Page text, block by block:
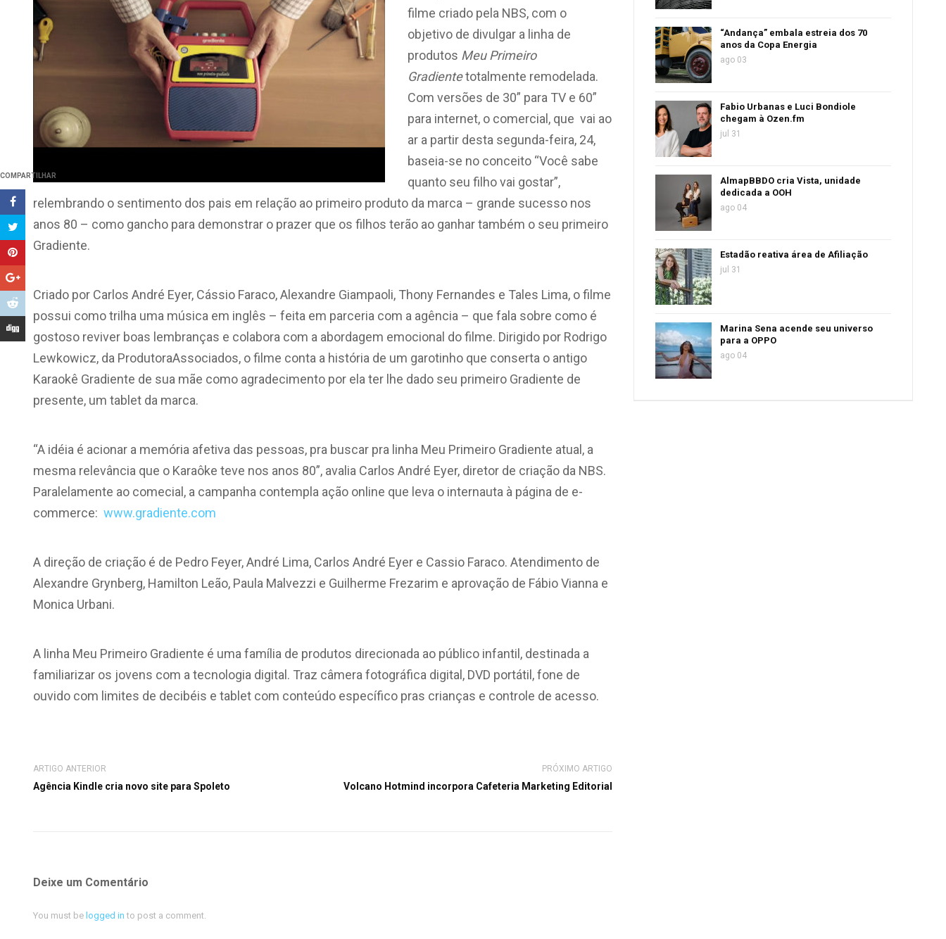
COMPARTILHAR
filme criado pela NBS, com o
objetivo de divulgar a linha de
produtos Meu Primeiro
Gradientetotalmente remodelada.
Com versões de 30” para TV e 60”
para internet, o comercial, que vai ao
ar a partir desta segunda-feira, 24,
baseia-se no conceito “Você sabe
quanto seu filho vai gostar”,
relembrando o sentimento dos pais em relação ao primeiro produto da marca – grande sucesso nos
anos 80 – como gancho para demonstrar o prazer que os filhos terão ao ganhar também o seu primeiro
Gradiente.
Criado por Carlos André Eyer, Cássio Faraco, Alexandre Giampaoli, Thony Fernandes e Tales Lima, o filme
possui como trilha uma música em inglês – feita em parceria com a agência – que fala sobre como é
gostoso reviver boas lembranças e colabora com a abordagem emocional dofilme. Dirigido por Rodrigo
Lewkowicz, da ProdutoraAssociados, o filme conta a história de um garotinho que conserta o antigo
Karaokê Gradiente de sua mãe como agradecimento por ela ter lhe dado seu primeiro Gradiente de
presente, um tablet da marca.
“A idéia é acionar a memória afetiva das pessoas, pra buscar pra linha Meu Primeiro Gradiente atual, a
mesma relevância que o Karaôke teve nos anos 80”, avalia Carlos André Eyer, diretor de criação da NBS.
Paralelamente ao comecial, a campanha contempla ação online que leva o internauta à página de e-
commerce: www.gradiente.com
A direção de criação é de Pedro Feyer, André Lima, Carlos André Eyer e Cassio Faraco. Atendimento de
Alexandre Grynberg, Hamilton Leão, Paula Malvezzi e Guilherme Frezarim e aprovação de Fábio Vianna e
Monica Urbani.
A linha Meu Primeiro Gradiente é uma família de produtos direcionada ao público infantil, destinada a
familiarizar os jovens com a tecnologia digital. Traz câmera fotográfica digital, DVD portátil, fone de
ouvido com limites de decibéis e tablet com conteúdo específico pras crianças e controle de acesso.
ARTIGO ANTERIOR
Agência Kindle cria novo site para Spoleto
PRÓXIMO ARTIGO
Volcano Hotmind incorpora Cafeteria Marketing Editorial
Deixe um Comentário
You must be logged in to post a comment.
“Andança” embala estreia dos 70
anos da Copa Energia
ago 03
Fabio Urbanas e Luci Bondiole
chegam à Ozen.fm
jul 31
AlmapBBDO cria Vista, unidade
dedicada a OOH
ago 04
Estadão reativa área de Afiliação
jul 31
Marina Sena acende seu universo
para a OPPO
ago 04